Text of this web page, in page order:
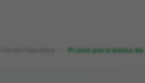
Prazo para baixa